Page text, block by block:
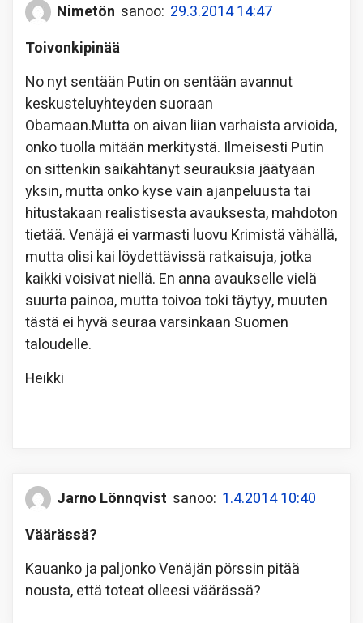
Nimetön sanoo: 29.3.2014 14:47
Toivonkipinää
No nyt sentään Putin on sentään avannut
keskusteluyhteyden suoraan
Obamaan.Mutta on aivan liian varhaista arvioida,
onko tuolla mitään merkitystä. Ilmeisesti Putin
on sittenkin säikähtänyt seurauksia jäätyään
yksin, mutta onko kyse vain ajanpeluusta tai
hitustakaan realistisesta avauksesta, mahdoton
tietää. Venäjä ei varmasti luovu Krimistä vähällä,
mutta olisi kai löydettävissä ratkaisuja, jotka
kaikki voisivat niellä. En anna avaukselle vielä
suurta painoa, mutta toivoa toki täytyy, muuten
tästä ei hyvä seuraa varsinkaan Suomen
taloudelle.
Heikki
Jarno Lönnqvist sanoo: 1.4.2014 10:40
Väärässä?
Kauanko ja paljonko Venäjän pörssin pitää
nousta, että toteat olleesi väärässä?